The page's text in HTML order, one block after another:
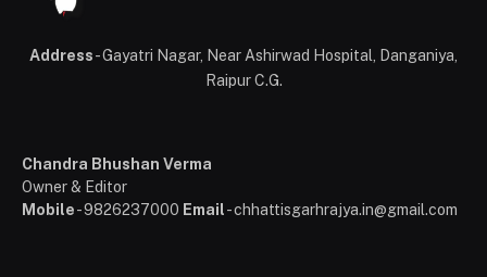
Address- Gayatri Nagar, Near Ashirwad Hospital, Danganiya,
Raipur C.G.
Chandra Bhushan Verma
Owner & Editor
Mobile- 9826237000 Email- chhattisgarhrajya.in@gmail.com